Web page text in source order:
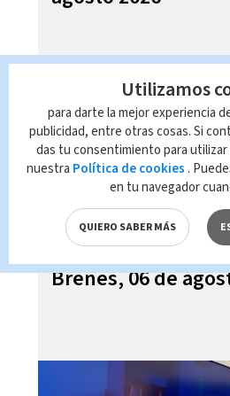
Telediario En
Brenes, 06 de
Utilizamos
para darte la mejor experiencia
publicidad, entre otras cosas. Si
das tu consentimiento para
nuestra Política de cookies .
en tu navegador
QUIERO SABER MÁS